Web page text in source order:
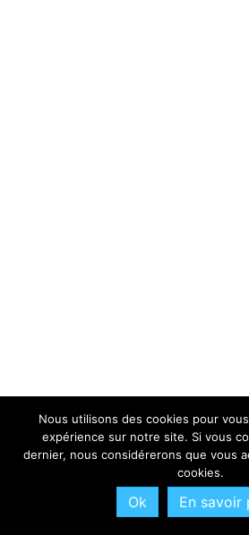
Nous utilisons des cookies pour
expérience sur notre site. Si vous
dernier, nous considérerons que vous
cookies.
Ok En savoir